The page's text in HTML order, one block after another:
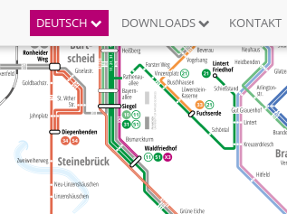
DEUTSCH DOWNLOADS KONTAKT